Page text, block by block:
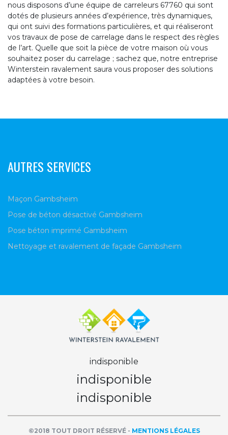
nous disposons d’une équipe de carreleurs 67760 qui sont
dotés de plusieurs années d’expérience, très dynamiques,
qui ont suivi des formations particulières, et qui réaliseront
vos travaux de pose de carrelage dans le respect des règles
de l’art. Quelle que soit la pièce de votre maison où vous
souhaitez poser du carrelage ; sachez que, notre entreprise
Winterstein ravalement saura vous proposer des solutions
adaptées à votre besoin.
AUTRES SERVICES
Maçon Gambsheim
Pose de béton désactivé Gambsheim
Pose béton imprimé Gambsheim
Nettoyage et ravalement de façade Gambsheim
indisponible
indisponible
indisponible
©2018 TOUT DROIT RÉSERVÉ - MENTIONS LÉGALES